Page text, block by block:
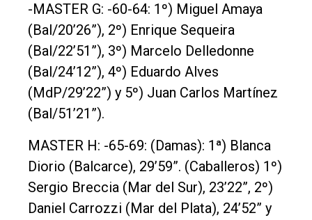
-MASTER G: -60-64: 1º) Miguel Amaya
(Bal/20’26”), 2º) Enrique Sequeira
(Bal/22’51”), 3º) Marcelo Delledonne
(Bal/24’12”), 4º) Eduardo Alves
(MdP/29’22”) y 5º) Juan Carlos Martínez
(Bal/51’21”).
MASTER H: -65-69: (Damas): 1ª) Blanca
Diorio (Balcarce), 29’59”. (Caballeros) 1º)
Sergio Breccia (Mar del Sur), 23’22”, 2º)
Daniel Carrozzi (Mar del Plata), 24’52” y